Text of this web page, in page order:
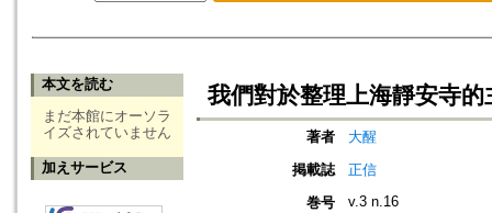
本文を読む
まだ本館にオーソラ
イズされていません
加えサービス
我們對於整理上海靜安寺的
著者
大醒
掲載誌
正信
巻号
v.3 n.16